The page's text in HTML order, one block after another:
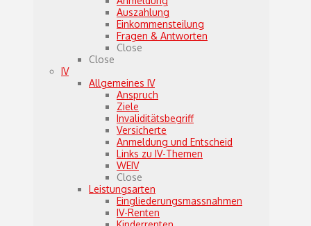
Auszahlung
Einkommensteilung
Fragen & Antworten
Close
Close
IV
Allgemeines IV
Anspruch
Ziele
Invaliditätsbegriff
Versicherte
Anmeldung und Entscheid
Links zu IV-Themen
WEIV
Close
Leistungsarten
Eingliederungsmassnahmen
IV-Renten